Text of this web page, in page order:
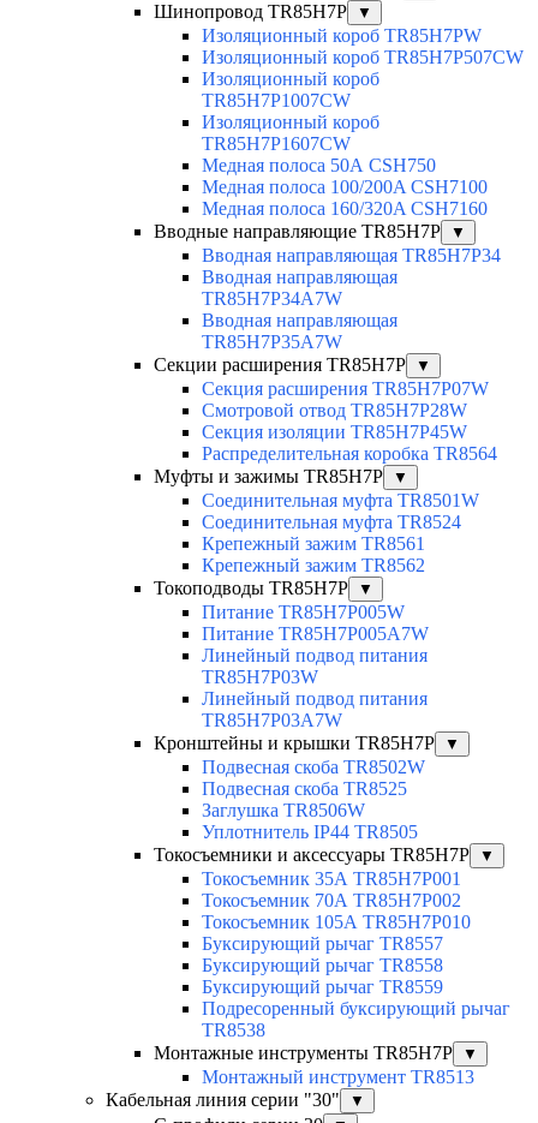
Шинопровод TR85H7P ▼
Изоляционный короб TR85H7PW
Изоляционный короб TR85H7P507CW
Изоляционный короб
TR85H7P1007CW
Изоляционный короб
TR85H7P1607CW
Медная полоса 50А CSH750
Медная полоса 100/200A CSH7100
Медная полоса 160/320A CSH7160
Вводные направляющие TR85H7P
▼
Вводная направляющая TR85H7P34
Вводная направляющая
TR85H7P34A7W
Вводная направляющая
TR85H7P35A7W
Секции расширения TR85H7P
▼
Секция расширения TR85H7P07W
Смотровой отвод TR85H7P28W
Секция изоляции TR85H7P45W
Распределительная коробка TR8564
Муфты и зажимы TR85H7P
▼
Соединительная муфта TR8501W
Соединительная муфта TR8524
Крепежный зажим TR8561
Крепежный зажим TR8562
Токоподводы TR85H7P
▼
Питание TR85H7P005W
Питание TR85H7P005A7W
Линейный подвод питания
TR85H7P03W
Линейный подвод питания
TR85H7P03A7W
Кронштейны и крышки TR85H7P
▼
Подвесная скоба TR8502W
Подвесная скоба TR8525
Заглушка TR8506W
Уплотнитель IP44 TR8505
Токосъемники и аксессуары TR85H7P
▼
Токосъемник 35А TR85H7P001
Токосъемник 70А TR85H7P002
Токосъемник 105А TR85H7P010
Буксирующий рычаг TR8557
Буксирующий рычаг TR8558
Буксирующий рычаг TR8559
Подресоренный буксирующий рычаг
TR8538
Монтажные инструменты TR85H7P
▼
Монтажный инструмент TR8513
Кабельная линия серии "30"
▼